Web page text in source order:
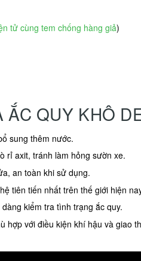
tử cùng tem chống hàng giả)
QUY KHÔ
sung thêm nước.
rỉ axit, tránh làm hỏng sườn xe.
an toàn khi sử dụng.
tiên tiến nhất trên thế giới hiện
kiểm tra tình trạng ắc quy.
hợp với điều kiện khí hậu và giao